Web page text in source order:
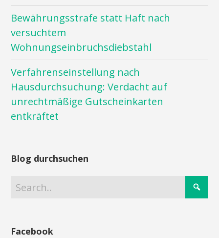
Bewährungsstrafe statt Haft nach
versuchtem
Wohnungseinbruchsdiebstahl
Verfahrenseinstellung nach
Hausdurchsuchung: Verdacht auf
unrechtmäßige Gutscheinkarten
entkräftet
Blog durchsuchen
Facebook